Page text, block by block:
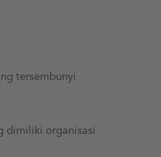
tersembunyi
dimiliki organisasi